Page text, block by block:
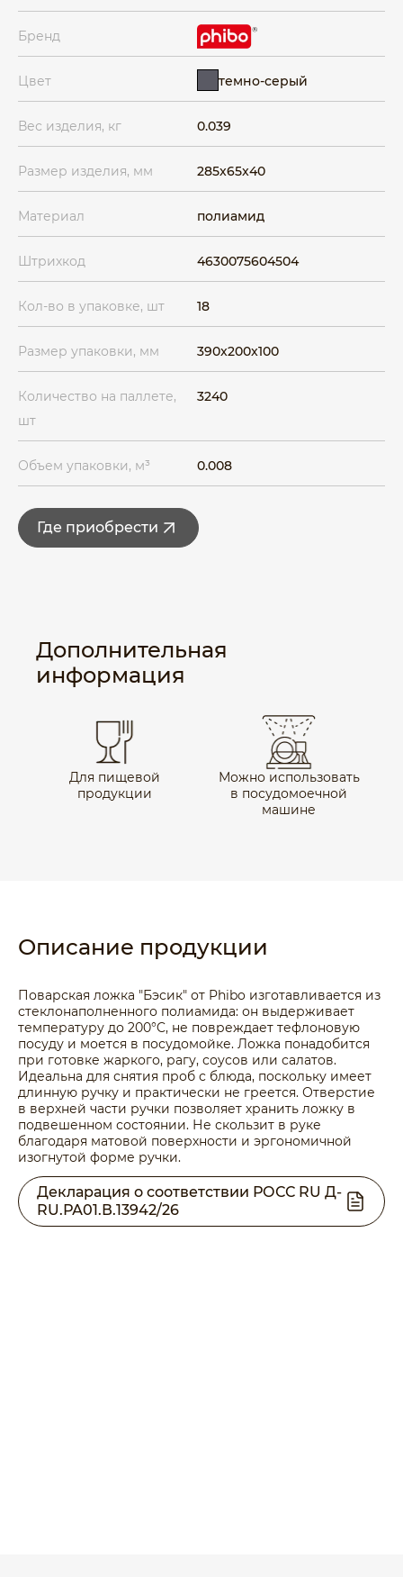
Бренд
Цвет темно-серый
Вес изделия, кг 0.039
Размер изделия, мм 285x65x40
Материал полиамид
Штрихкод 4630075604504
Кол-во в упаковке, шт 18
Размер упаковки, мм 390x200x100
Количество на паллете,
шт
3240
Объем упаковки, м³ 0.008
Где приобрести
Дополнительная
информация
Для пищевой
продукции
Можно использовать
в посудомоечной
машине
Описание продукции
Поварская ложка "Бэсик" от Phibo изготавливается из
стеклонаполненного полиамида: он выдерживает
температуру до 200°C, не повреждает тефлоновую
посуду и моется в посудомойке. Ложка понадобится
при готовке жаркого, рагу, соусов или салатов.
Идеальна для снятия проб с блюда, поскольку имеет
длинную ручку и практически не греется. Отверстие
в верхней части ручки позволяет хранить ложку в
подвешенном состоянии. Не скользит в руке
благодаря матовой поверхности и эргономичной
изогнутой форме ручки.
Декларация о соответствии РОСС RU Д-
RU.РА01.В.13942/26